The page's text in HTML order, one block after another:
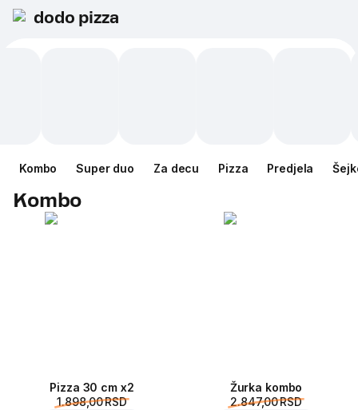
dodo pizza
Kombo Super duo Za decu Pizza Predjela
Kombo
Pizza 30 cm x2
1.898,00 RSD
Žurka kombo
2.847,00 RSD